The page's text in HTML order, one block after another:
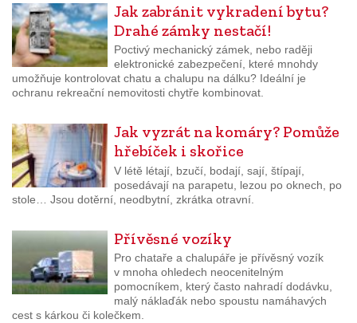
Jak zabránit vykradení bytu?
Drahé zámky nestačí!
Poctivý mechanický zámek, nebo raději
elektronické zabezpečení, které mnohdy
umožňuje kontrolovat chatu a chalupu na dálku? Ideální je
ochranu rekreační nemovitosti chytře kombinovat.
Jak vyzrát na komáry? Pomůže
hřebíček i skořice
V létě létají, bzučí, bodají, sají, štípají,
posedávají na parapetu, lezou po oknech, po
stole… Jsou dotěrní, neodbytní, zkrátka otravní.
Přívěsné vozíky
Pro chataře a chalupáře je přívěsný vozík
v mnoha ohledech neocenitelným
pomocníkem, který často nahradí dodávku,
malý náklaďák nebo spoustu namáhavých
cest s kárkou či kolečkem.